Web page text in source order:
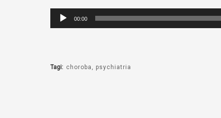
Odtwarzacz
plików
00:00
Tagi: choroba psychiatria